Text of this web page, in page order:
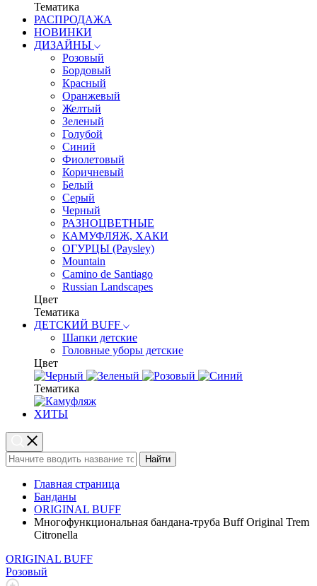
Тематика
РАСПРОДАЖА
НОВИНКИ
ДИЗАЙНЫ
Розовый
Бордовый
Красный
Оранжевый
Желтый
Зеленый
Голубой
Синий
Фиолетовый
Коричневый
Белый
Серый
Черный
РАЗНОЦВЕТНЫЕ
КАМУФЛЯЖ, ХАКИ
ОГУРЦЫ (Paysley)
Mountain
Camino de Santiago
Russian Landscapes
Цвет
Тематика
ДЕТСКИЙ BUFF
Шапки детские
Головные уборы детские
Цвет
Тематика
ХИТЫ
Найти
Главная страница
Банданы
ORIGINAL BUFF
Многофункциональная бандана-труба Buff Original Trem
Citronella
ORIGINAL BUFF
Розовый